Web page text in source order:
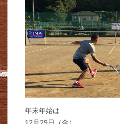
年末年始は